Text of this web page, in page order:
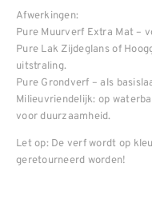
Afwerkingen:
Pure Muurverf Extra Mat –
Pure Lak Zijdeglans of
uitstraling.
Pure Grondverf – als
Milieuvriendelijk: op
voor duurzaamheid.
Let op: De verf wordt op
geretourneerd worden!